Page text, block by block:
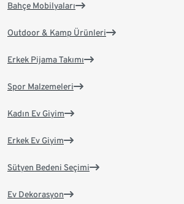
Bahçe Mobilyaları
Outdoor & Kamp Ürünleri
Erkek Pijama Takımı
Spor Malzemeleri
Kadın Ev Giyim
Erkek Ev Giyim
Sütyen Bedeni Seçimi
Ev Dekorasyon